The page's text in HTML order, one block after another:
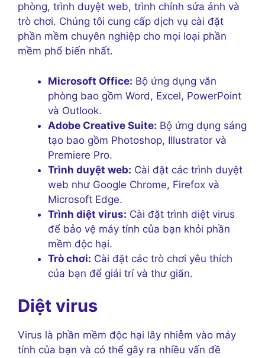
phòng, trình duyệt web, trình chỉnh sửa ảnh và
trò chơi. Chúng tôi cung cấp dịch vụ cài đặt
phần mềm chuyên nghiệp cho mọi loại phần
mềm phổ biến nhất.
Microsoft Office: Bộ ứng dụng văn
phòng bao gồm Word, Excel, PowerPoint
và Outlook.
Adobe Creative Suite: Bộ ứng dụng sáng
tạo bao gồm Photoshop, Illustrator và
Premiere Pro.
Trình duyệt web: Cài đặt các trình duyệt
web như Google Chrome, Firefox và
Microsoft Edge.
Trình diệt virus: Cài đặt trình diệt virus
để bảo vệ máy tính của bạn khỏi phần
mềm độc hại.
Trò chơi: Cài đặt các trò chơi yêu thích
của bạn để giải trí và thư giãn.
Diệt virus
Virus là phần mềm độc hại lây nhiễm vào máy
tính của bạn và có thể gây ra nhiều vấn đề